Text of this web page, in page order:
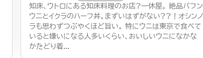
知床、ウトロにある知床料理のお店?一休屋。 絶品バフン
ウニとイクラのハーフ丼。まずいはずがない??！オシンノ
ラも思わずつぶやくほど旨い。 特にウニは東京で食べて
いると嫌いになる人多いくらい、おいしいウニになかな
かたどり着...